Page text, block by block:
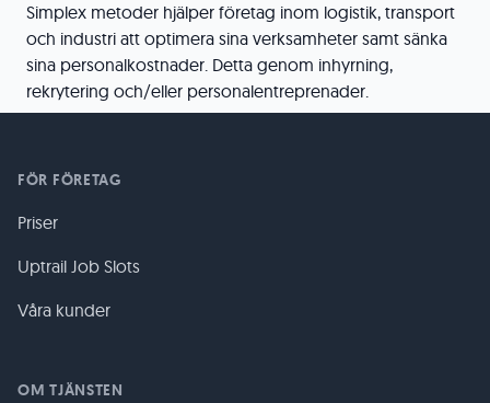
Simplex metoder hjälper företag inom logistik, transport
och industri att optimera sina verksamheter samt sänka
sina personalkostnader. Detta genom inhyrning,
rekrytering och/eller personalentreprenader.
FÖR FÖRETAG
Priser
Uptrail Job Slots
Våra kunder
OM TJÄNSTEN